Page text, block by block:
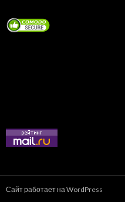
Сайт работает на WordPress